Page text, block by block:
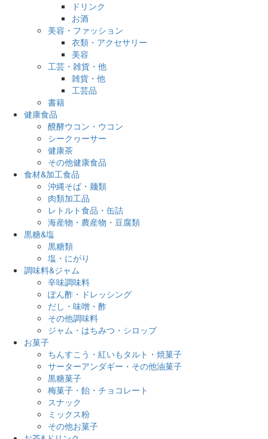
ドリンク
お酒
美容・ファッション
衣類・アクセサリー
美容
工芸・雑貨・他
雑貨・他
工芸品
書籍
健康食品
醗酵ウコン・ウコン
シークヮーサー
健康茶
その他健康食品
食材&加工食品
沖縄そば・麺類
肉類加工品
レトルト食品・缶詰
海産物・農産物・豆腐類
黒糖&塩
黒糖類
塩・にがり
調味料&ジャム
辛味調味料
ぽん酢・ドレッシング
だし・味噌・酢
その他調味料
ジャム・はちみつ・シロップ
お菓子
ちんすこう・紅いもタルト・焼菓子
サーターアンダギー・その他油菓子
黒糖菓子
梅菓子・飴・チョコレート
スナック
ミックス粉
その他お菓子